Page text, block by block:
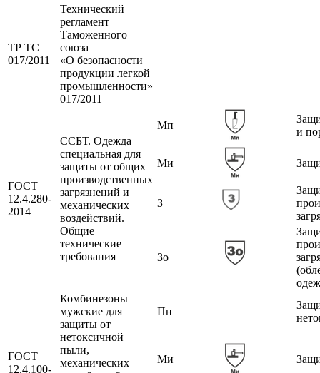
ТР ТС
017/2011
Технический
регламент
Таможенного
союза
«О безопасности
продукции легкой
промышленности»
017/2011
ГОСТ
12.4.280-
2014
ССБТ. Одежда
специальная для
защиты от общих
производственных
загрязнений и
механических
воздействий.
Общие
технические
требования
Мп
и
Ми
З
Зо
ГОСТ
12.4.100-
Комбинезоны
мужские для
защиты от
нетоксичной
пыли,
механических
Пн
Ми